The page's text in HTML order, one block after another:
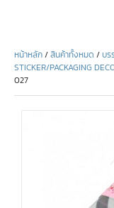
หน้าหลัก/สินค้าทั้งหมด /บ
STICKER/PACKAGING
027